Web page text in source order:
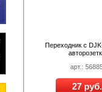
арт.:
Переходник с
27 руб.